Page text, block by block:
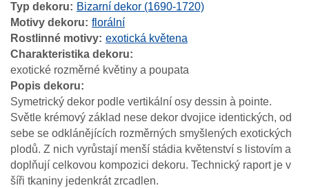
Typ dekoru
Bizarní dekor (1690-1720)
Motivy dekoru
florální
Rostlinné motivy exotická květena
Charakteristika dekoru
exotické rozměrné květiny a poupata
Popis dekoru
Symetrický dekor podle vertikální osy dessin à pointe.
Světle krémový základ nese dekor dvojice identických, od
sebe se odklánějících rozměrných smyšlených exotických
plodů. Z nich vyrůstají menší stádia květenství s listovím a
doplňují celkovou kompozici dekoru. Technický raport je v
šíři tkaniny jedenkrát zrcadlen.